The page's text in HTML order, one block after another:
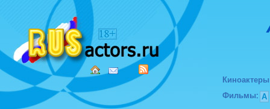
Киноактеры
Фильмы: А